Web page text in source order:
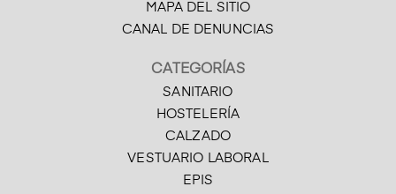
MAPA DEL SITIO
CANAL DE DENUNCIAS
CATEGORÍAS
SANITARIO
HOSTELERÍA
CALZADO
VESTUARIO LABORAL
EPIS